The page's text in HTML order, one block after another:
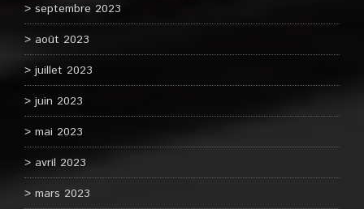
septembre 2023
août 2023
juillet 2023
juin 2023
mai 2023
avril 2023
mars 2023